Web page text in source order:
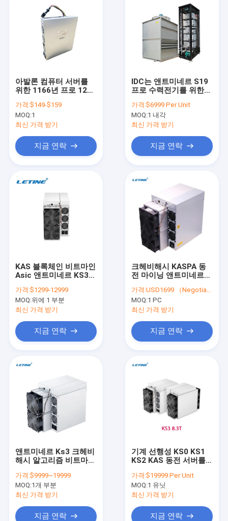
비디오
우리 에 관한 것
저희와 연락
뉴스
비트마인 ASIC (원칩주문형 반도체) 앤트미네르
카스파 Asic 광부
마이크로브트 위하트셰미네르
새로운 아시크 광부
금 원자각 Asic 광부
아발론 컴퓨터 서버를
위한 1166년 프로 1246
공급기
가격:$149-$159
MOQ:1
최신 가격 받기
지금 연락
IDC는 앤트미네르 S19
프로 수력전기를 위한
각기를 과다한 클럭 수
를 설정합니다
가격:$6999 Per Unit
MOQ:1 내각
최신 가격 받기
지금 연락
KAS 블록체인 비트마인
Asic 앤트미네르 KS3
채굴기
가격:$1299-12999
MOQ:위에 1 부분
최신 가격 받기
지금 연락
크헤비해시 KASPA 동
전 마이닝 앤트미네르
3188W명
가격:USD1699 （Negotiable）
MOQ:1 PC
최신 가격 받기
지금 연락
앤트미네르 Ks3 크헤비
해시 알고리즘 비트마인
카스파 블록키아스 광부
8.3T명
가격:$9999~19999
MOQ:1개 부분
최신 가격 받기
지금 연락
기계 선행성 KS0 KS1
KS2 KAS 동전 서버를
KS3 8.3T Asic
가격:$19999 Per Unit
MOQ:1 유닛
최신 가격 받기
지금 연락